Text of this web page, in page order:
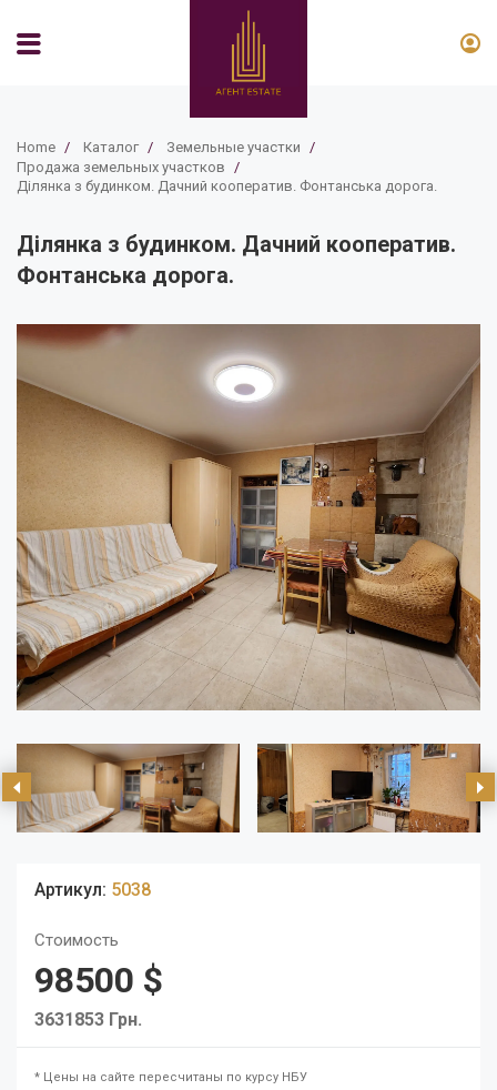
Home / Каталог / Земельные участки /
Продажа земельных участков /
Ділянка з будинком. Дачний кооператив. Фонтанська дорога.
Ділянка з будинком. Дачний кооператив.
Фонтанська дорога.
Артикул: 5038
Стоимость
98500 $
3631853 Грн.
* Цены на сайте пересчитаны по курсу НБУ